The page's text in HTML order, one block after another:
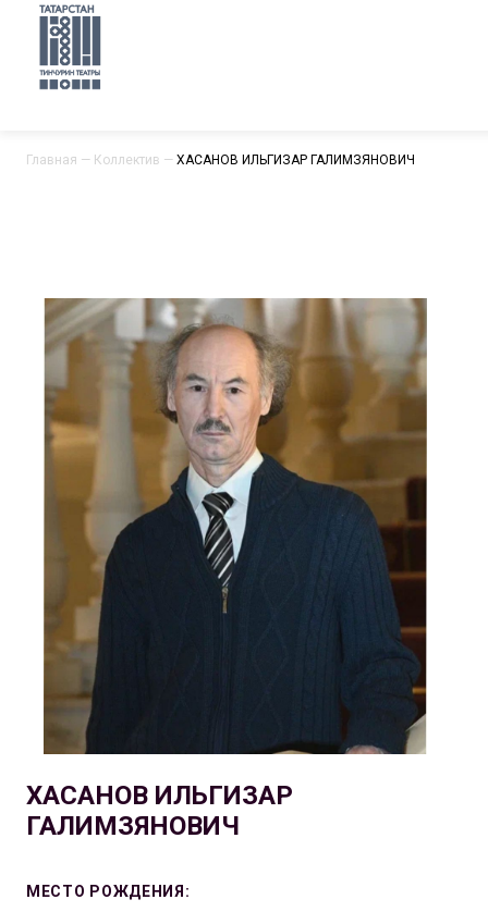
Главная — Коллектив — ХАСАНОВ ИЛЬГИЗАР ГАЛИМЗЯНОВИЧ
ХАСАНОВ ИЛЬГИЗАР
ГАЛИМЗЯНОВИЧ
МЕСТО РОЖДЕНИЯ: